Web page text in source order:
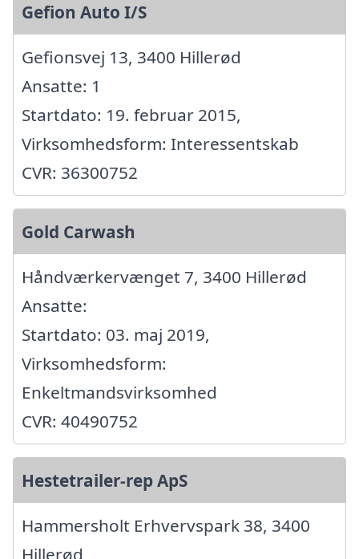
Gefion Auto I/S
Gefionsvej 13, 3400 Hillerød
Ansatte: 1
Startdato: 19. februar 2015,
Virksomhedsform: Interessentskab
CVR: 36300752
Gold Carwash
Håndværkervænget 7, 3400 Hillerød
Ansatte:
Startdato: 03. maj 2019,
Virksomhedsform:
Enkeltmandsvirksomhed
CVR: 40490752
Hestetrailer-rep ApS
Hammersholt Erhvervspark 38, 3400
Hillerød